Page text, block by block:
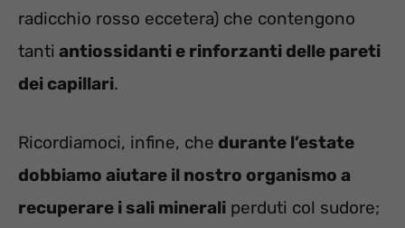
radicchio rosso eccetera) che contengono
tanti antiossidanti e rinforzanti delle pareti
dei capillari.
Ricordiamoci, infine, che durante l’estate
dobbiamo aiutare il nostro organismo a
recuperare i sali minerali perduti col sudore;